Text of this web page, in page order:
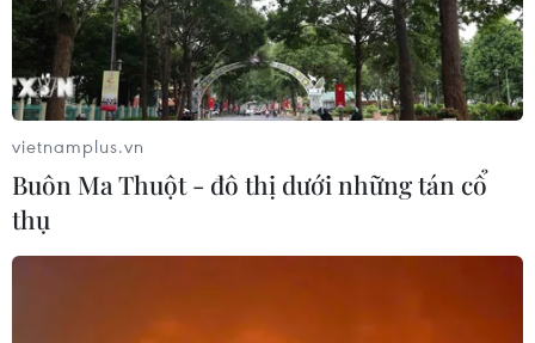
Vận động viên này đã cởi áo để tăng độ ma sát giữa cơ thể và
vietnamplus.vn
Buôn Ma Thuột - đô thị dưới những tán cổ
thụ